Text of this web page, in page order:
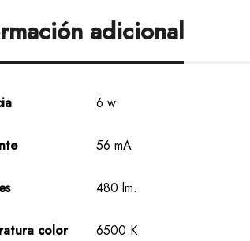
adicional
6 w
56 mA
480 lm.
color 6500 K